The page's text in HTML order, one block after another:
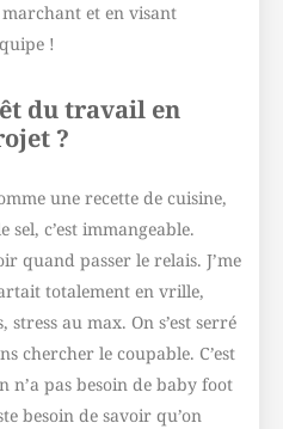
et en visant
!
du travail en
?
une recette de cuisine,
c’est immangeable.
quand passer le relais. J’me
totalement en vrille,
au max. On s’est serré
chercher le coupable. C’est
n’a pas besoin de baby foot
besoin de savoir qu’on